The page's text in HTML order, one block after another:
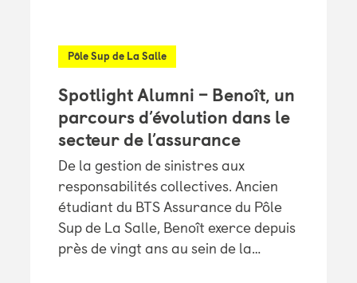
Pôle Sup de La Salle
Spotlight Alumni – Benoît, un
parcours d’évolution dans le
secteur de l’assurance
De la gestion de sinistres aux
responsabilités collectives. Ancien
étudiant du BTS Assurance du Pôle
Sup de La Salle, Benoît exerce depuis
près de vingt ans au sein de la…